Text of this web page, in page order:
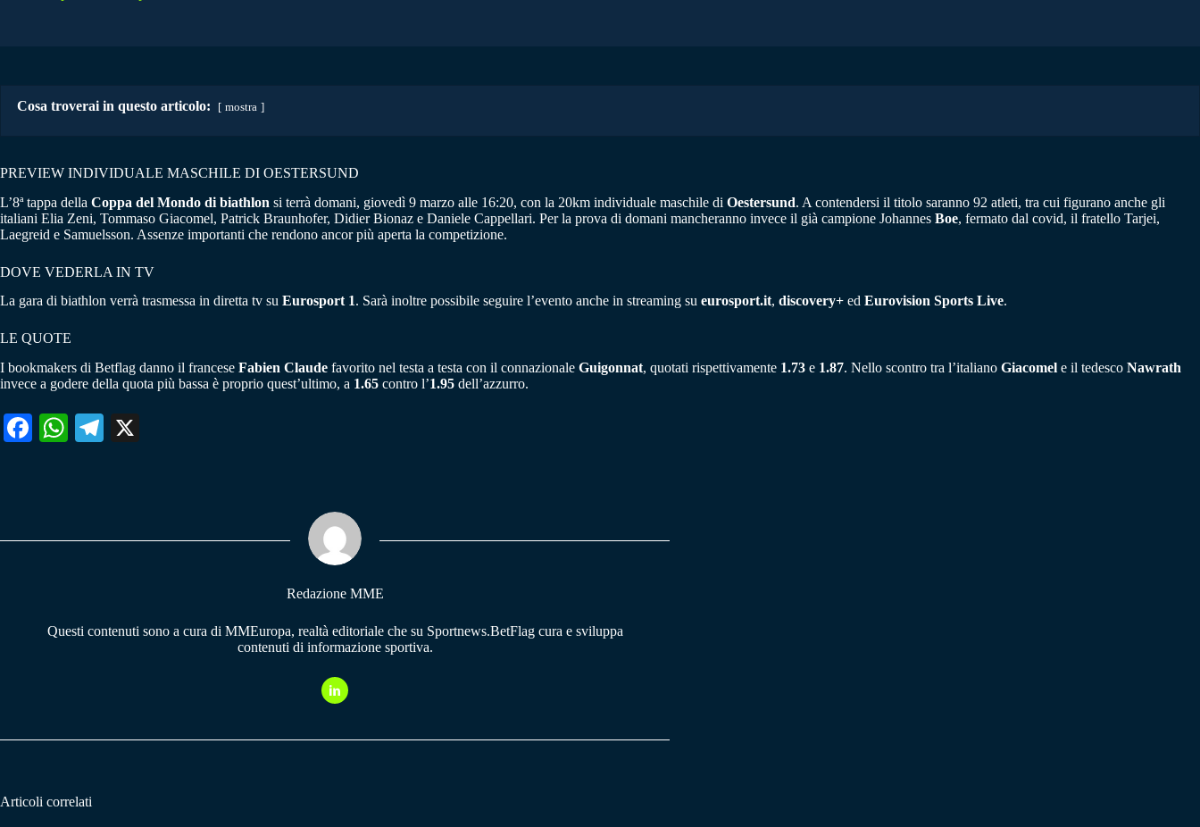
Cosa troverai in questo articolo: mostra
PREVIEW INDIVIDUALE MASCHILE DI OESTERSUND
L’8ª tappa della Coppa del Mondo di biathlon si terrà domani, giovedì 9 marzo alle 16:20, con la 20km individuale maschile di Oestersund. A contendersi il titolo saranno 92 atleti, tra cui figurano anche gli
italiani Elia Zeni, Tommaso Giacomel, Patrick Braunhofer, Didier Bionaz e Daniele Cappellari. Per la prova di domani mancheranno invece il già campione Johannes Boe, fermato dal covid, il fratello Tarjei,
Laegreid e Samuelsson. Assenze importanti che rendono ancor più aperta la competizione.
DOVE VEDERLA IN TV
La gara di biathlon verrà trasmessa in diretta tv su Eurosport 1. Sarà inoltre possibile seguire l’evento anche in streaming su eurosport.it, discovery+ ed Eurovision Sports Live.
LE QUOTE
I bookmakers di Betflag danno il francese Fabien Claude favorito nel testa a testa con il connazionale Guigonnat, quotati rispettivamente 1.73 e 1.87. Nello scontro tra l’italiano Giacomel e il tedesco Nawrath
invece a godere della quota più bassa è proprio quest’ultimo, a 1.65 contro l’1.95 dell’azzurro.
Fa W
pp
Te
m
Redazione MME
Questi contenuti sono a cura di MMEuropa, realtà editoriale che su Sportnews.BetFlag cura e sviluppa
contenuti di informazione sportiva.
Articoli correlati